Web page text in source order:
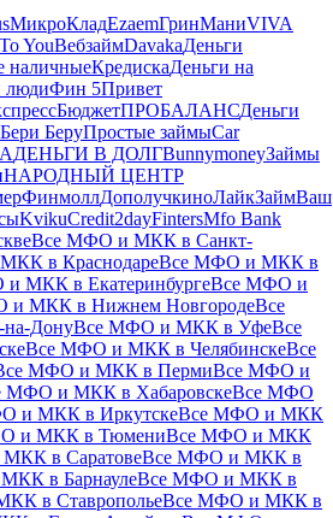
МикроКладEzaemГринМаниVIVA
YouВебзаймDavakaДеньги
наличныеКредискаДеньги на
людиФин 5Привет
БюджетПРОБАЛАНСДеньги
Бери БеруПростые займыCar
ДЕНЬГИ В ДОЛГBunnymoneyЗаймы
НАРОДНЫЙ ЦЕНТР
ФинмоллДополучкиноЛайкЗаймВаш
KvikuCredit2dayFintersMfo Bank
Все МФО и МКК в Санкт-
в КраснодареВсе МФО и МКК в
МКК в ЕкатеринбургеВсе МФО и
и МКК в Нижнем НовгородеВсе
ДонуВсе МФО и МКК в УфеВсе
Все МФО и МКК в ЧелябинскеВсе
МФО и МКК в ПермиВсе МФО и
МФО и МКК в ХабаровскеВсе МФО
и МКК в ИркутскеВсе МФО и МКК
и МКК в ТюмениВсе МФО и МКК
в СаратовеВсе МФО и МКК в
в БарнаулеВсе МФО и МКК в
в СтавропольеВсе МФО и МКК в